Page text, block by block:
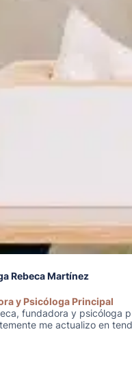
Rebeca Martínez
y Psicóloga Principal
fundadora y psicóloga
me actualizo en